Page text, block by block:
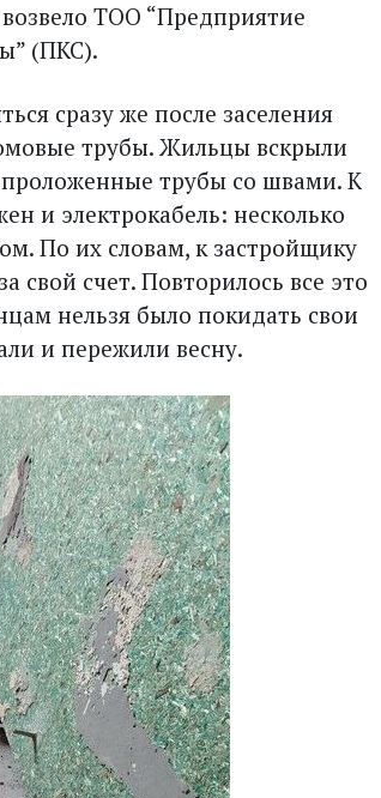
ТОО “Предприятие
(ПКС).
сразу же после заселения
трубы. Жильцы вскрыли
трубы со швами. К
и электрокабель: несколько
По их словам, к застройщику
свой счет. Повторилось все это
нельзя было покидать свои
и пережили весну.